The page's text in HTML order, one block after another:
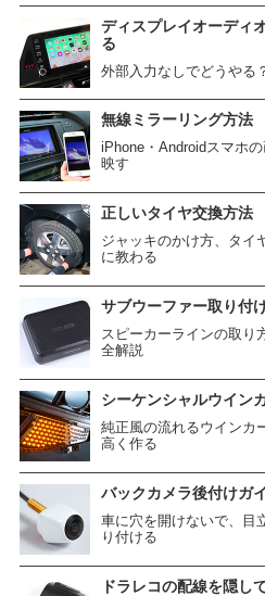
ディスプレイオーディ
る
外部入力なしでどうやる
無線ミラーリング方法
iPhone・Androidスマホ
映す
正しいタイヤ交換方法
ジャッキのかけ方、タイ
に教わる
サブウーファー取り付
スピーカーラインの取り
全解説
シーケンシャルウイン
純正風の流れるウインカ
高く作る
バックカメラ後付けガ
車に穴を開けないで、目
り付ける
ドラレコの配線を隠し